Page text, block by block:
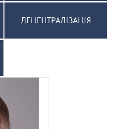
ДЕЦЕНТРАЛІЗАЦІЯ